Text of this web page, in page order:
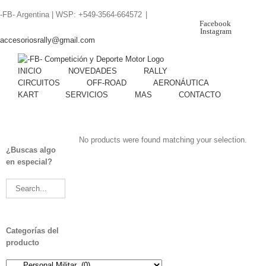
to
-FB- Argentina | WSP: +549-3564-664572
accesoriosrally@gmail.com
Facebook
Instagram
INICIO NOVEDADES
RALLY
CIRCUITOS
OFF-ROAD
AERONÁUTICA
KART
SERVICIOS MAS CONTACTO
No products were found matching your selection.
¿Buscas algo
en especial?
Categorías del
producto